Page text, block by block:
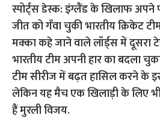
स्पोर्ट्स डेस्क: इंग्लैंड के खिलाफ
जीत को गँवा चुकी भारतीय क्रिकेट
मक्का कहे जाने वाले लॉर्ड्स में दूसरा
भारतीय टीम अपनी हार का बदला
टीम सीरीज में बढ़त हासिल करने के
लेकिन यह मैच एक खिलाड़ी के लिए भी
हैं मुरली विजय.